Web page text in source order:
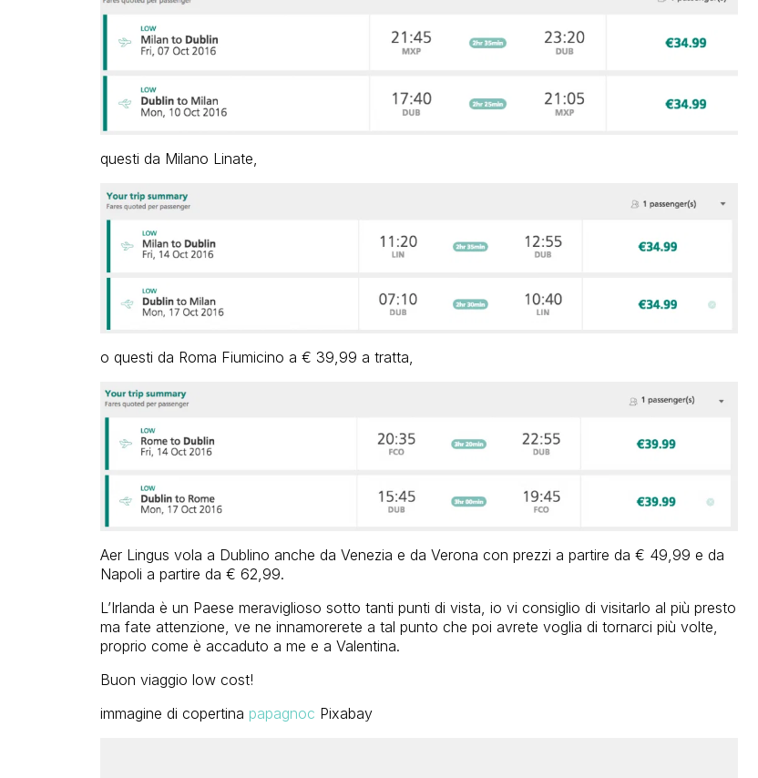
questi da Milano Linate,
o questi da Roma Fiumicino a € 39,99 a tratta,
Aer Lingus vola a Dublino anche da Venezia e da Verona con prezzi a partire da € 49,99 e da
Napoli a partire da € 62,99.
L’Irlanda è un Paese meraviglioso sotto tanti punti di vista, io vi consiglio di visitarlo al più presto
ma fate attenzione, ve ne innamorerete a tal punto che poi avrete voglia di tornarci più volte,
proprio come è accaduto a me e a Valentina.
Buon viaggio low cost!
immagine di copertina papagnoc Pixabay